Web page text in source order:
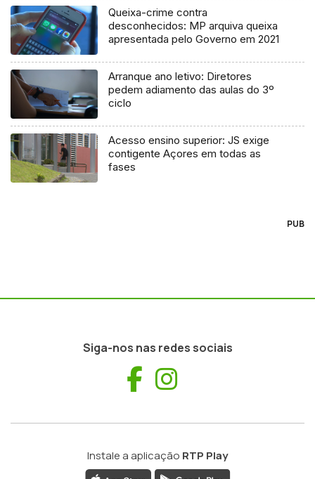
Queixa-crime contra
desconhecidos: MP arquiva queixa
apresentada pelo Governo em 2021
Arranque ano letivo: Diretores
pedem adiamento das aulas do 3º
ciclo
Acesso ensino superior: JS exige
contigente Açores em todas as
fases
PUB
Siga-nos nas redes sociais
Facebook
Instale a aplicação RTP Play